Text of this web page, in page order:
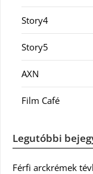
Story4
Story5
AXN
Film Café
Legutóbbi
Férfi arckrémek